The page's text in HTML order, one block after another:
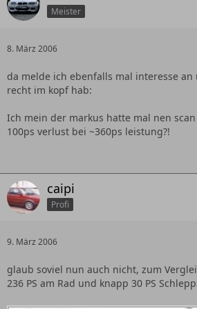
Meister
8. März 2006
da melde ich ebenfalls mal interesse
recht im kopf hab:
Ich mein der markus hatte mal nen
100ps verlust bei ~360ps leistung?!
caipi
Profi
9. März 2006
glaub soviel nun auch nicht, zum
236 PS am Rad und knapp 30 PS